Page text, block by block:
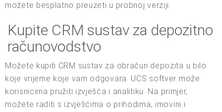
možete besplatno preuzeti u probnoj verziji.
Kupite CRM sustav za depozitno
računovodstvo
Možete kupiti CRM sustav za obračun depozita u bilo
koje vrijeme koje vam odgovara. UCS softver može
korisnicima pružiti izvješća i analitiku. Na primjer,
možete raditi s izvješćima o prihodima, imovini i